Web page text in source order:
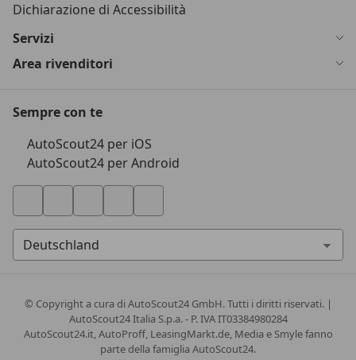
Dichiarazione di Accessibilità
Servizi
Area rivenditori
Sempre con te
AutoScout24 per iOS
AutoScout24 per Android
© Copyrighta cura di AutoScout24 GmbH. Tutti i diritti riservati. |
AutoScout24 Italia S.p.a. - P. IVA IT03384980284
AutoScout24.it, AutoProff, LeasingMarkt.de, Media e Smyle fanno
parte della famiglia AutoScout24.